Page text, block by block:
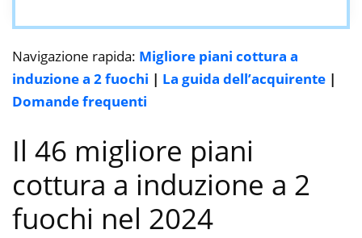
Navigazione rapida: Migliore piani cottura a
induzione a 2 fuochi | La guida dell’acquirente |
Domande frequenti
Il 46 migliore piani
cottura a induzione a 2
fuochi nel 2024